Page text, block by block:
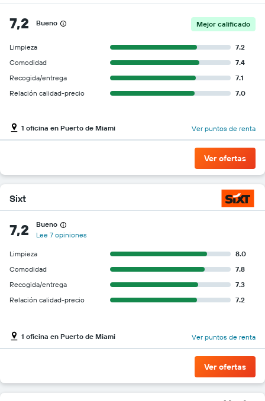
7,2 Bueno Mejor calificado
Limpieza
7.2
Comodidad
7.4
Recogida/entrega
7.1
Relación calidad-precio
7.0
1 oficina en Puerto de Miami Ver puntos de renta
Ver ofertas
Sixt
7,2
Bueno
Lee 7 opiniones
Limpieza
8.0
Comodidad
7.8
Recogida/entrega
7.3
Relación calidad-precio
7.2
1 oficina en Puerto de Miami Ver puntos de renta
Ver ofertas